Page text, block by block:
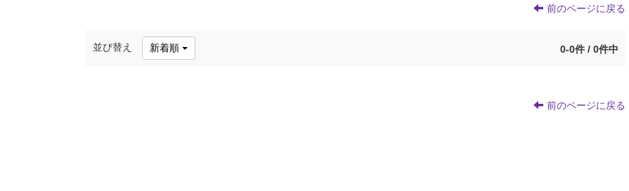
前のページに戻る
並び替え 新着順 0-0件 / 0件中
前のページに戻る